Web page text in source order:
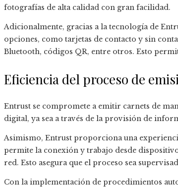
fotografías de alta calidad con gran facilidad.
Adicionalmente, gracias a la tecnología de
opciones, como tarjetas de contacto y sin
Bluetooth, códigos QR, entre otros. Esto
Eficiencia del proceso de
Entrust se compromete a emitir carnets de
digital, ya sea a través de la provisión de
Asimismo, Entrust proporciona una
permite la conexión y trabajo desde
red. Esto asegura que el proceso sea
Con la implementación de procedimientos